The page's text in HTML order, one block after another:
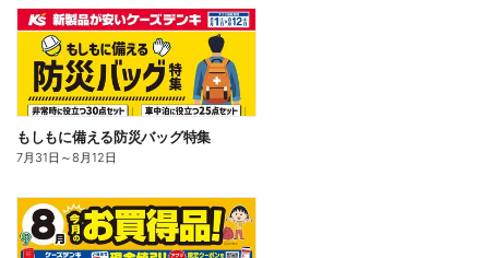
もしもに備える防災バッグ特集
7月31日 ～8月12日